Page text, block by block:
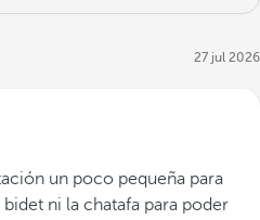
27 jul 2026
un poco pequeña para
ni la chatafa para poder